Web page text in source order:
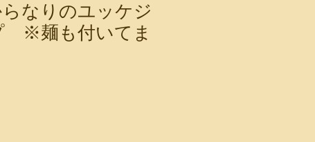
らなりのユッケジ
※麺も付いてま